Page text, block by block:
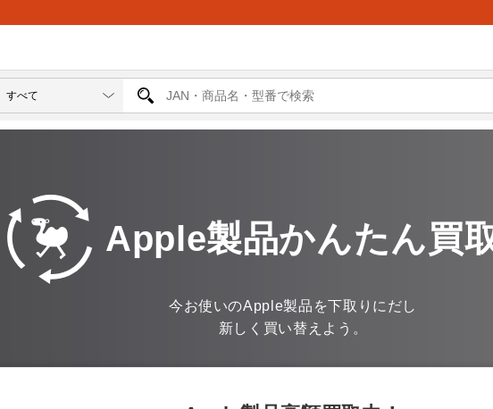
Apple製品かんたん買
今お使いのApple製品を下取りにだし
新しく買い替えよう。